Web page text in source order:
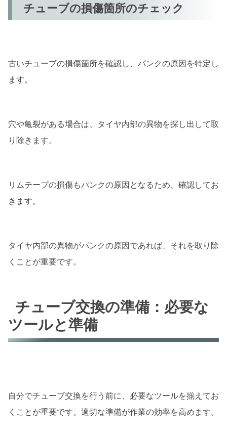
チューブの損傷箇所のチェック
古いチューブの損傷箇所を確認し、パンクの原因を特定し
ます。
穴や亀裂がある場合は、タイヤ内部の異物を探し出して取
り除きます。
リムテープの損傷もパンクの原因となるため、確認してお
きます。
タイヤ内部の異物がパンクの原因であれば、それを取り除
くことが重要です。
チューブ交換の準備：必要な
ツールと準備
自分でチューブ交換を行う前に、必要なツールを揃えてお
くことが重要です。適切な準備が作業の効率を高めます。